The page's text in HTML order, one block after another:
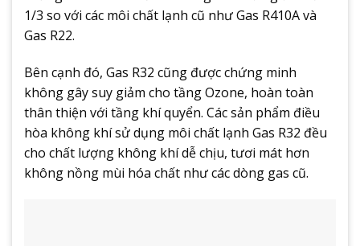
1/3 so với các môi chất lạnh cũ như Gas R410A và
Gas R22.
Bên cạnh đó, Gas R32 cũng được chứng minh
không gây suy giảm cho tầng Ozone, hoàn toàn
thân thiện với tầng khí quyển. Các sản phẩm điều
hòa không khí sử dụng môi chất lạnh Gas R32 đều
cho chất lượng không khí dễ chịu, tươi mát hơn
không nồng mùi hóa chất như các dòng gas cũ.